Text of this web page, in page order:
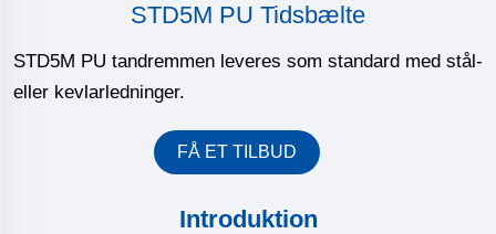
STD5M PU Tidsbælte
STD5M PU tandremmen leveres som standard med stål-
eller kevlarledninger.
FÅ ET TILBUD
Introduktion